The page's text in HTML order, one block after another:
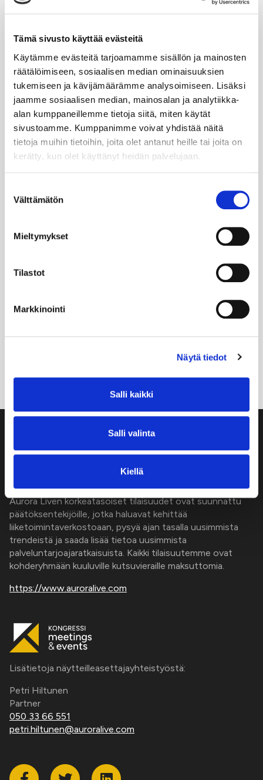
Tämä sivusto käyttää evästeitä
Käytämme evästeitä tarjoamamme sisällön ja mainosten
räätälöimiseen, sosiaalisen median ominaisuuksien
tukemiseen ja kävijämäärämme analysoimiseen. Lisäksi
jaamme sosiaalisen median, mainosalan ja analytiikka-
alan kumppaneillemme tietoja siitä, miten käytät
sivustoamme. Kumppanimme voivat yhdistää näitä
tietoja muihin tietoihin, joita olet antanut heille tai joita on
kerätty, kun olet käyttänyt heidän palvelujaan.
valinta
Välttämätön
Mieltymykset
Tilastot
Markkinointi
Näytä tiedot
Salli kaikki
Salli valinta
Kiellä
Haastattelu: Belinda Gerdt
Haastattelu: Tomi Hilvo
Aurora Liven korkeatasoiset tilaisuudet ovat suunnattu
päätöksentekijöille, jotka haluavat kehittää
liiketoimintaverkostoaan, pysyä ajan tasalla uusimmista
trendeistä ja saada lisää tietoa uusimmista
palveluntarjoajaratkaisuista. Kaikki tilaisuutemme ovat
kohderyhmään kuuluville kutsuvieraille maksuttomia.
https://www.auroralive.com
Lisätietoja näytteilleasettajayhteistyöstä:
Petri Hiltunen
Partner
050 33 66 551
petri.hiltunen@auroralive.com
Facebook Twitter